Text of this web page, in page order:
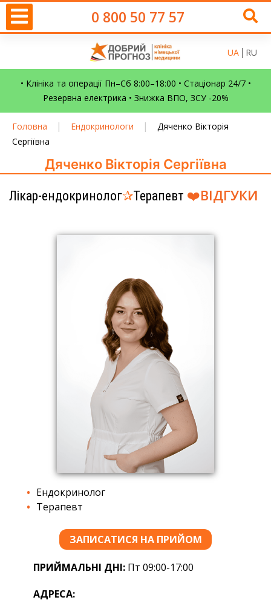
0 800 50 77 57
UA RU
• Клініка та операції Пн–Сб 8:00–18:00 • Стаціонар 24/7 •
Резервна електрика • Знижка ВПО, ЗСУ -20%
Головна | Ендокринологи |
Дяченко Вікторія
Сергіївна
Дяченко Вікторія Сергіївна
Лікар-ендокринолог✰Терапевт ❤️ВІДГУКИ
Ендокринолог
Терапевт
ЗАПИСАТИСЯ НА ПРИЙОМ
ПРИЙМАЛЬНІ ДНІ: Пт 09:00-17:00
АДРЕСА: